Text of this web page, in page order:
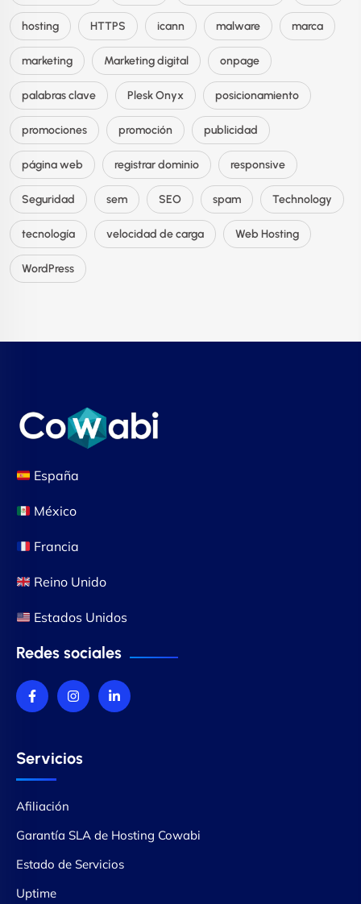
hosting HTTPS icann malware marca
marketing Marketing digital onpage
palabras clave Plesk Onyx posicionamiento
promociones promoción publicidad
página web registrar dominio responsive
Seguridad sem SEO spam Technology
tecnología velocidad de carga Web Hosting
WordPress
España
México
Francia
Reino Unido
Estados Unidos
Redes sociales
Servicios
Afiliación
Garantía SLA de Hosting Cowabi
Estado de Servicios
Uptime